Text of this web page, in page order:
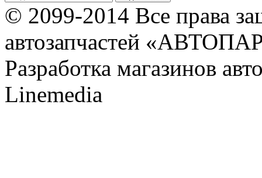
© 2099-2014 Все права
автозапчастей
Разработка магазинов
Linemedia